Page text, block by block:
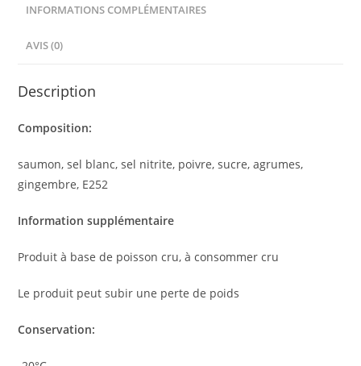
INFORMATIONS COMPLÉMENTAIRES
AVIS (0)
Description
Composition:
saumon, sel blanc, sel nitrite, poivre, sucre, agrumes,
gingembre, E252
Information supplémentaire
Produit à base de poisson cru, à consommer cru
Le produit peut subir une perte de poids
Conservation: